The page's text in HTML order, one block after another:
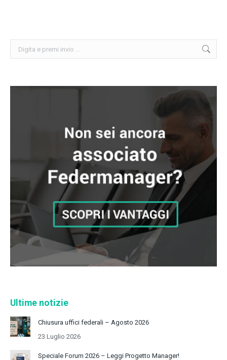
Cerca:
Ultime notizie
Chiusura uffici federali – Agosto 2026
23 Luglio 2026
Speciale Forum 2026 – Leggi Progetto Manager!